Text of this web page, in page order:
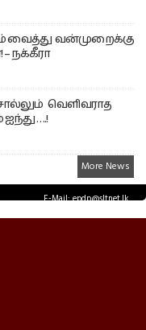
வைத்து வன்முறைக்கு
– நக்கீரா
வெளிவராத
….!
More News
E-Mail: epdp@sltnet.lk